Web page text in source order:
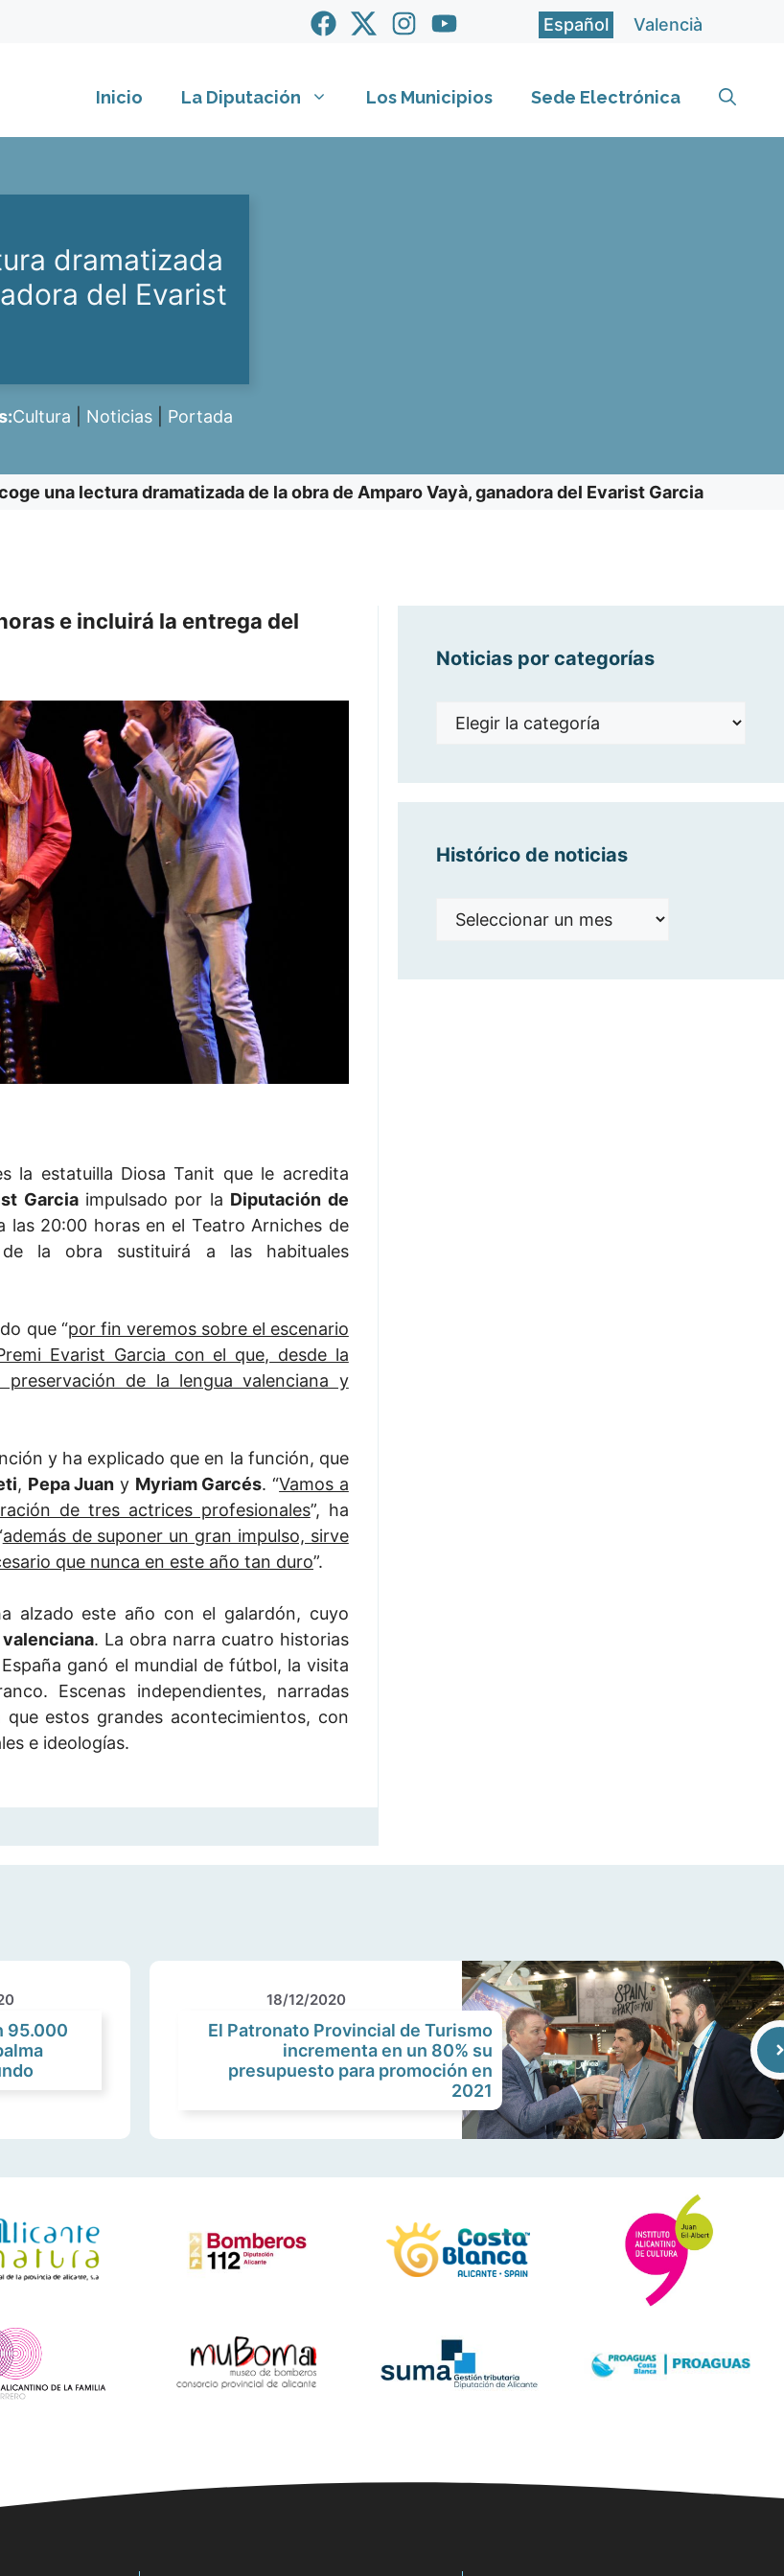
Español Valencià
Inicio La Diputación Los Municipios Sede Electrónica
dramatizada
del Evarist
Cultura Noticias Portada
una lectura dramatizada de la obra de Amparo Vayà, ganadora del Evarist Garcia
e incluirá la entrega del
la estatuilla Diosa Tanit que le acredita
Garciaimpulsado por la Diputación de
20:00 horas en el Teatro Arniches de
la obra sustituirá a las habituales
que “por fin veremos sobre el escenario
Evarist Garcia con el que, desde la
de la lengua valenciana y
y ha explicado que en la función, que
, Pepa Juan y MyriamGarcés. “Vamos a
de tres actrices profesionales”, ha
además de suponer un gran impulso, sirve
que nunca en este año tan duro”.
alzado este año con el galardón, cuyo
. La obra narra cuatro historias
ganó el mundial de fútbol, la visita
Escenas independientes, narradas
estos grandes acontecimientos, con
e ideologías.
Noticias por categorías
Noticias
Histórico de noticias
Histórico
95.000
18/12/2020
El Patronato Provincial de Turismo
incrementa en un 80% su
presupuesto para promoción en
2021